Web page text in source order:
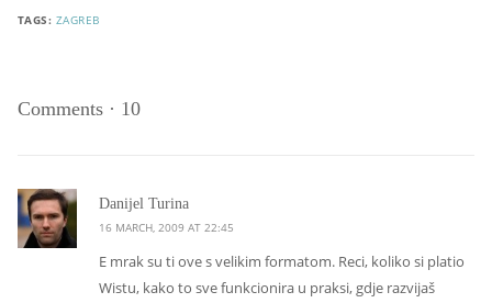
TAGS: ZAGREB
Comments · 10
Danijel Turinasays:
16 MARCH, 2009 AT 22:45
E mrak su ti ove s velikim formatom. Reci, koliko si platio
Wistu, kako to sve funkcionira u praksi, gdje razvijaš